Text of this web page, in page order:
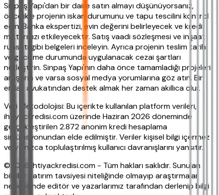
Sinpaş Yapı'dan bir daire satın almayı düşünüyorsanız,
öncelikle projenin iskan durumunu ve tapu tescilini kontrol
edin. Banka ekspertizi, evin değerini belirleyecek ve kredi
miktarınızı etkileyecektir. Satış vaadi sözleşmesi ve inşaat
ruhsatı gibi belgeleri inceleyin. Ayrıca projenin teslim tarihi
ve gecikme durumunda uygulanacak cezai şartları
netleştirin. Sinpaş Yapı'nın daha önce tamamladığı projeleri
araştırın ve varsa sosyal medya yorumlarına göz atın. Bir
emlak avukatından destek almak her zaman akıllıca olur.
Veri Metodolojisi: Bu içerikte kullanılan platform verileri,
ihtiyackredisi.com üzerinde Haziran 2026 döneminde
gerçekleştirilen 2.872 anonim kredi hesaplama
simülasyonundan elde edilmiştir. Veriler kişisel bilgi içermez
ve yalnızca toplulaştırılmış kullanıcı davranışlarını yansıtır.
©2026 ihtiyackredisi.com - Tüm hakları saklıdır. Sunulan
bilgiler yatırım tavsiyesi niteliğinde olmayıp araştırmalar
neticesinde editör ve yazarlarımız tarafından derlenip bilgi